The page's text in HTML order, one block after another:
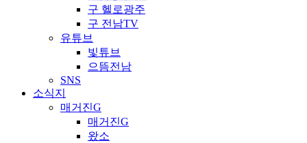
구 헬로광주
구 전남TV
유튜브
빛튜브
으뜸전남
SNS
소식지
매거진G
매거진G
왔소